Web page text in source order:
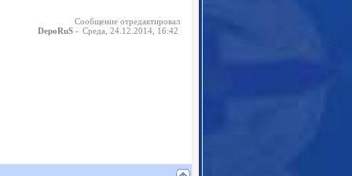
Сообщение отредактировал
DepoRuS - Среда, 24.12.2014, 16:42